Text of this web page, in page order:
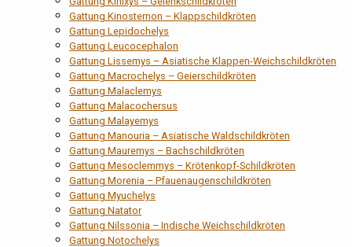
Gattung Kinosternon – Klappschildkröten
Gattung Lepidochelys
Gattung Leucocephalon
Gattung Lissemys – Asiatische Klappen-Weichschildkröten
Gattung Macrochelys – Geierschildkröten
Gattung Malaclemys
Gattung Malacochersus
Gattung Malayemys
Gattung Manouria – Asiatische Waldschildkröten
Gattung Mauremys – Bachschildkröten
Gattung Mesoclemmys – Krötenkopf-Schildkröten
Gattung Morenia – Pfauenaugenschildkröten
Gattung Myuchelys
Gattung Natator
Gattung Nilssonia – Indische Weichschildkröten
Gattung Notochelys